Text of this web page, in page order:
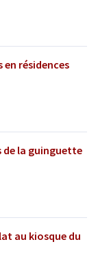
en résidences
de la guinguette
au kiosque du